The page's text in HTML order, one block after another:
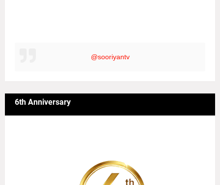
@sooriyantv
6th Anniversary